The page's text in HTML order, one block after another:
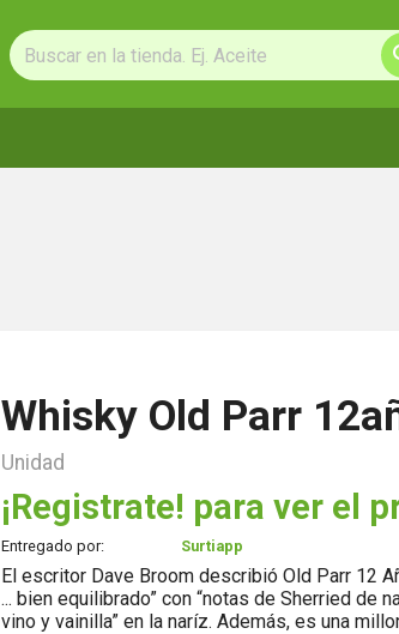
Whisky Old Parr
Unidad
¡Registrate! para ver el
Entregado por: Surtiapp
El escritor Dave Broom describió Old Parr 12
... bien equilibrado” con “notas de Sherried de
vino y vainilla” en la naríz. Además, es una